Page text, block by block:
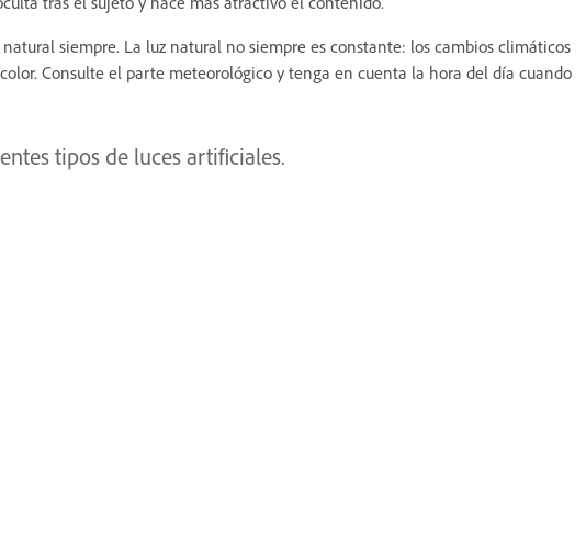
siempre. La luz natural no siempre es constante: los cambios climáticos
Consulte el parte meteorológico y tenga en cuenta la hora del día cuando
tipos de luces artificiales.